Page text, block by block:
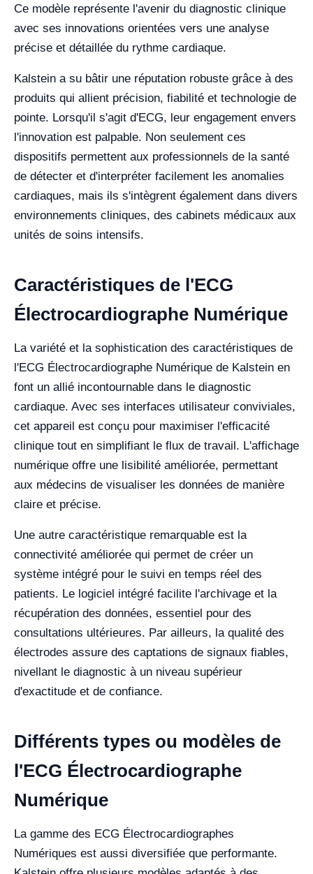
Ce modèle représente l'avenir du diagnostic clinique
avec ses innovations orientées vers une analyse
précise et détaillée du rythme cardiaque.
Kalstein a su bâtir une réputation robuste grâce à des
produits qui allient précision, fiabilité et technologie de
pointe. Lorsqu'il s'agit d'ECG, leur engagement envers
l'innovation est palpable. Non seulement ces
dispositifs permettent aux professionnels de la santé
de détecter et d'interpréter facilement les anomalies
cardiaques, mais ils s'intègrent également dans divers
environnements cliniques, des cabinets médicaux aux
unités de soins intensifs.
Caractéristiques de l'ECG
Électrocardiographe Numérique
La variété et la sophistication des caractéristiques de
l'ECG Électrocardiographe Numérique de Kalstein en
font un allié incontournable dans le diagnostic
cardiaque. Avec ses interfaces utilisateur conviviales,
cet appareil est conçu pour maximiser l'efficacité
clinique tout en simplifiant le flux de travail. L'affichage
numérique offre une lisibilité améliorée, permettant
aux médecins de visualiser les données de manière
claire et précise.
Une autre caractéristique remarquable est la
connectivité améliorée qui permet de créer un
système intégré pour le suivi en temps réel des
patients. Le logiciel intégré facilite l'archivage et la
récupération des données, essentiel pour des
consultations ultérieures. Par ailleurs, la qualité des
électrodes assure des captations de signaux fiables,
nivellant le diagnostic à un niveau supérieur
d'exactitude et de confiance.
Différents types ou modèles de
l'ECG Électrocardiographe
Numérique
La gamme des ECG Électrocardiographes
Numériques est aussi diversifiée que performante.